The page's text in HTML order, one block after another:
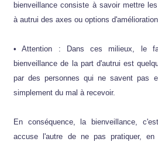
bienveillance consiste à savoir mettre
à autrui des axes ou options
• Attention : Dans ces milieux, le
bienveillance de la part d'autrui est
par des personnes qui ne savent pas
simplement du mal à recevoir.
En conséquence, la bienveillance,
accuse l'autre de ne pas pratiquer,